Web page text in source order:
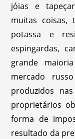
jóias e
muitas coisas,
potassa e
espingardas,
grande
mercado
produzidos
proprietários
forma de
resultado da